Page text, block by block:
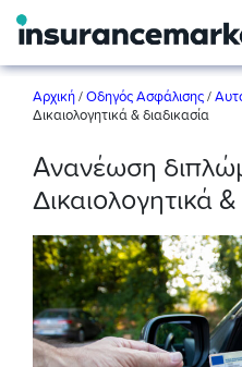
Αρχική / Οδηγός Ασφάλισης /
Δικαιολογητικά & διαδικασία
Ανανέωση
Δικαιολογητικά